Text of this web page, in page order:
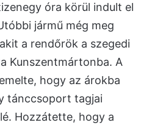
óra körül indult el
jármű még meg
a rendőrök a szegedi
Kunszentmártonba. A
hogy az árokba
tánccsoport tagjai
Hozzátette, hogy a